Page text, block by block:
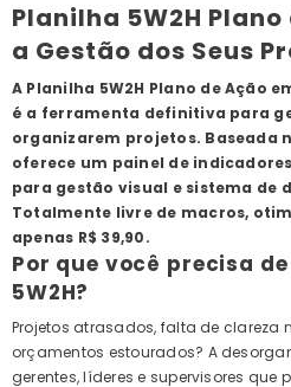
Planilha 5W2H
a Gestão dos Seus
A Planilha 5W2H Plano de Ação
é a ferramenta definitiva para
organizarem projetos. Baseada
oferece um painel de
para gestão visual e sistema de
Totalmente livre de macros,
apenas R$ 39,90.
Por que você precisa
5W2H?
Projetos atrasados, falta de clareza
orçamentos estourados? A
gerentes, líderes e supervisores